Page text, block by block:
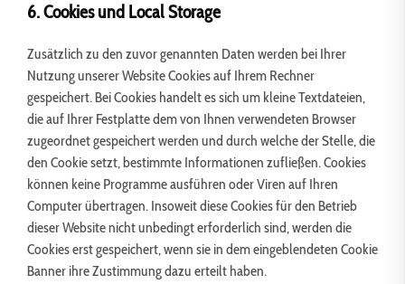
6. Cookies und Local Storage
Zusätzlich zu den zuvor genannten Daten werden bei Ihrer
Nutzung unserer Website Cookies auf Ihrem Rechner
gespeichert. Bei Cookies handelt es sich um kleine Textdateien,
die auf Ihrer Festplatte dem von Ihnen verwendeten Browser
zugeordnet gespeichert werden und durch welche der Stelle, die
den Cookie setzt, bestimmte Informationen zufließen. Cookies
können keine Programme ausführen oder Viren auf Ihren
Computer übertragen. Insoweit diese Cookies für den Betrieb
dieser Website nicht unbedingt erforderlich sind, werden die
Cookies erst gespeichert, wenn sie in dem eingeblendeten Cookie
Banner ihre Zustimmung dazu erteilt haben.